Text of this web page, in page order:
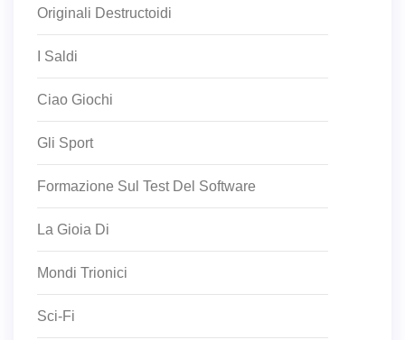
Originali Destructoidi
I Saldi
Ciao Giochi
Gli Sport
Formazione Sul Test Del Software
La Gioia Di
Mondi Trionici
Sci-Fi